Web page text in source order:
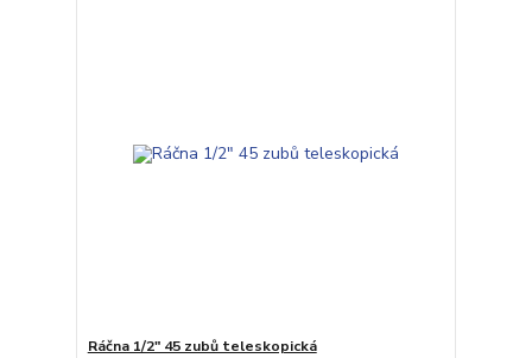
Ráčna 1/2" 45 zubů teleskopická